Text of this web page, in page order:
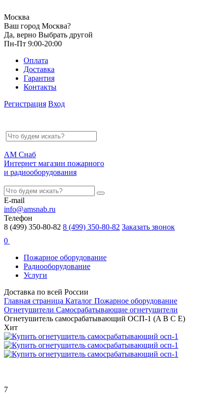
Москва
Ваш город Москва?
Да, верно Выбрать другой
Пн-Пт 9:00-20:00
Оплата
Доставка
Гарантия
Контакты
Регистрация Вход
АМ Снаб
Интернет магазин пожарного
и радиооборудования
E-mail
info@amsnab.ru
Телефон
8 (499) 350-80-82 8 (499) 350-80-82 Заказать звонок
0
Пожарное оборудование
Радиооборудование
Услуги
Доставка по всей России
Главная страница Каталог Пожарное оборудование
Огнетушители Самосрабатывающие огнетушители
Огнетушитель самосрабатывающий ОСП-1 (A B C E)
Хит
7